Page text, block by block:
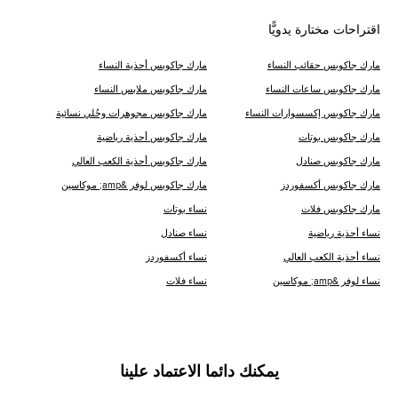
اقتراحات مختارة يدويًّا
مارك جاكوبس حقائب النساء مارك جاكوبس أحذية النساء
مارك جاكوبس ساعات النساء مارك جاكوبس ملابس النساء
مارك جاكوبس إكسسوارات النساء مارك جاكوبس مجوهرات وحُلي نسائية
مارك جاكوبس بوتات مارك جاكوبس أحذية رياضية
مارك جاكوبس صنادل مارك جاكوبس أحذية الكعب العالي
مارك جاكوبس أكسفوردز مارك جاكوبس لوفر &amp; موكاسين
مارك جاكوبس فلات نساء بوتات
نساء أحذية رياضية نساء صنادل
نساء أحذية الكعب العالي نساء أكسفوردز
نساء لوفر &amp; موكاسين نساء فلات
يمكنك دائما الاعتماد علينا